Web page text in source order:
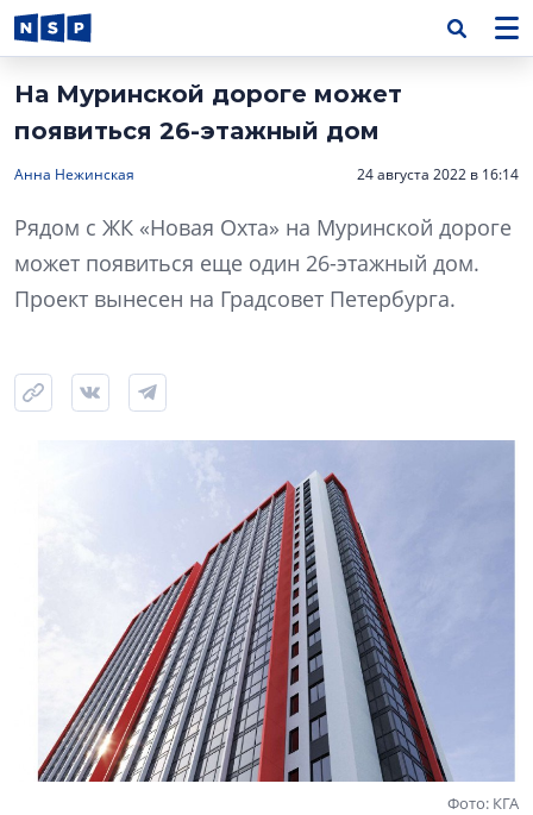
На Муринской дороге может
появиться 26-этажный дом
Анна Нежинская 24 августа 2022 в 16:14
Рядом с ЖК «Новая Охта» на Муринской дороге
может появиться еще один 26-этажный дом.
Проект вынесен на Градсовет Петербурга.
Фото: КГА